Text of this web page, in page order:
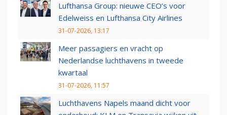
Lufthansa Group: nieuwe CEO’s voor
Edelweiss en Lufthansa City Airlines
31-07-2026, 13:17
Meer passagiers en vracht op
Nederlandse luchthavens in tweede
kwartaal
31-07-2026, 11:57
Luchthavens Napels maand dicht voor